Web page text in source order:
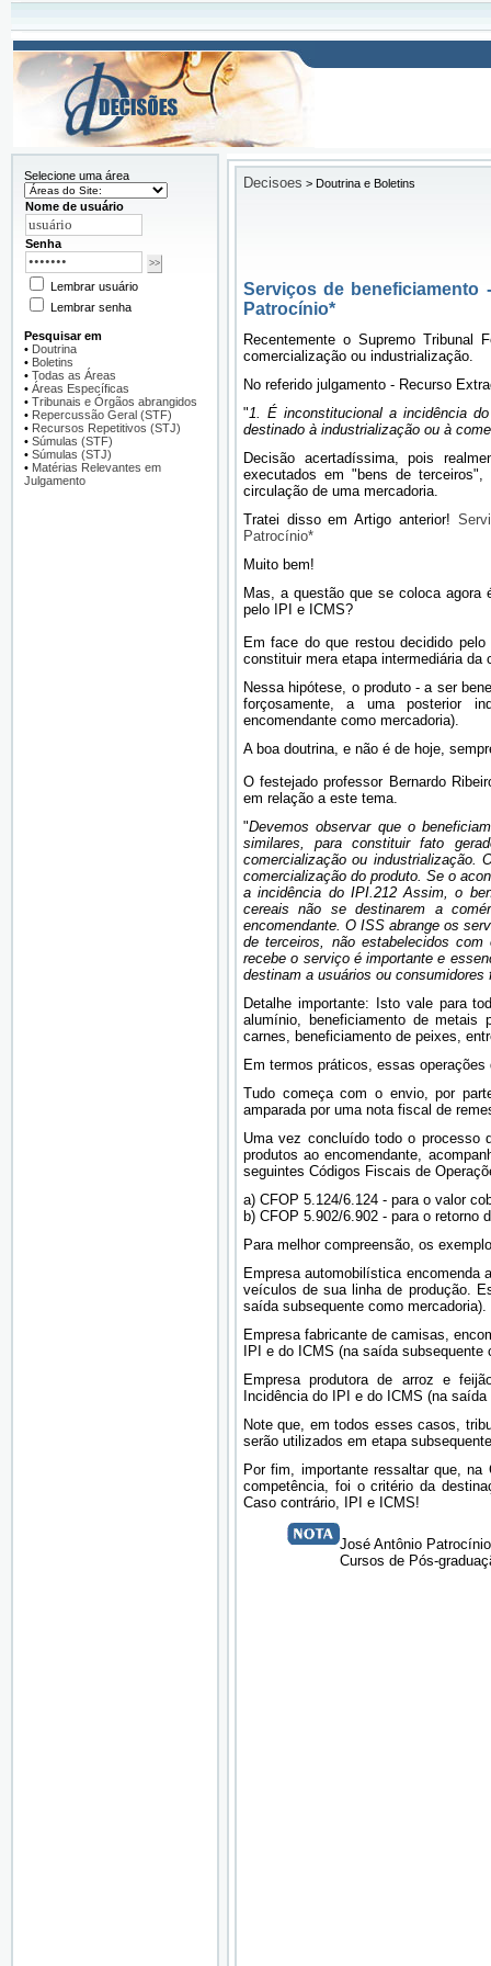
Selecione uma área
Nome de usuário
Senha
Lembrar usuário
Lembrar senha
Pesquisar em
• Doutrina
• Boletins
• Todas as Áreas
• Áreas Específicas
• Tribunais e Órgãos abrangidos
• Repercussão Geral (STF)
• Recursos Repetitivos (STJ)
• Súmulas (STF)
• Súmulas (STJ)
• Matérias Relevantes em
Julgamento
Decisoes > Doutrina e Boletins
Serviços de beneficiamento
Patrocínio*
Recentemente o Supremo Tribunal
comercialização ou industrialização.
No referido julgamento - Recurso
"1. É inconstitucional a incidência
destinado à industrialização ou à
Decisão acertadíssima, pois
executados em "bens de
circulação de uma mercadoria.
Tratei disso em Artigo anterior!
Patrocínio*
Muito bem!
Mas, a questão que se coloca agora
pelo IPI e ICMS?
Em face do que restou decidido
constituir mera etapa intermediária da
Nessa hipótese, o produto - a ser
forçosamente, a uma posterior
encomendante como mercadoria).
A boa doutrina, e não é de hoje,
O festejado professor Bernardo
em relação a este tema.
"Devemos observar que o
similares, para constituir fato
comercialização ou industrialização.
comercialização do produto. Se o
a incidência do IPI.212 Assim, o
cereais não se destinarem a
encomendante. O ISS abrange os
de terceiros, não estabelecidos
recebe o serviço é importante e
destinam a usuários ou consumidores
Detalhe importante: Isto vale para
alumínio, beneficiamento de metais
carnes, beneficiamento de peixes,
Em termos práticos, essas
Tudo começa com o envio, por
amparada por uma nota fiscal de
Uma vez concluído todo o processo
produtos ao encomendante,
seguintes Códigos Fiscais de
a) CFOP 5.124/6.124 - para o valor
b) CFOP 5.902/6.902 - para o retorno
Para melhor compreensão, os
Empresa automobilística encomenda
veículos de sua linha de produção.
saída subsequente como mercadoria).
Empresa fabricante de camisas,
IPI e do ICMS (na saída subsequente
Empresa produtora de arroz e
Incidência do IPI e do ICMS (na
Note que, em todos esses casos,
serão utilizados em etapa
Por fim, importante ressaltar que,
competência, foi o critério da
Caso contrário, IPI e ICMS!
José Antônio
Cursos de Pós-